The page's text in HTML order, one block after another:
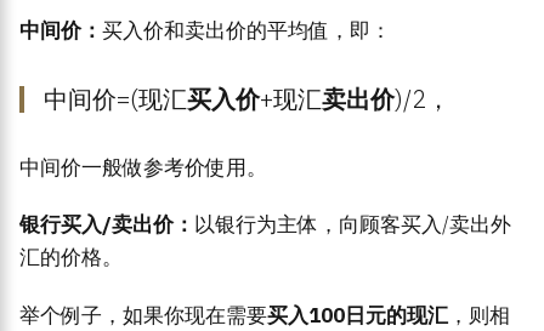
中间价： 买入价和卖出价的平均值，即：
中间价=(现汇买入价+现汇卖出价)/2，
中间价一般做参考价使用。
银行买入/卖出价： 以银行为主体，向顾客买入/卖出外
汇的价格。
举个例子，如果你现在需要买入100日元的现汇 ，则相